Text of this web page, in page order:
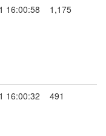
16:00:58 1,175
16:00:32 491